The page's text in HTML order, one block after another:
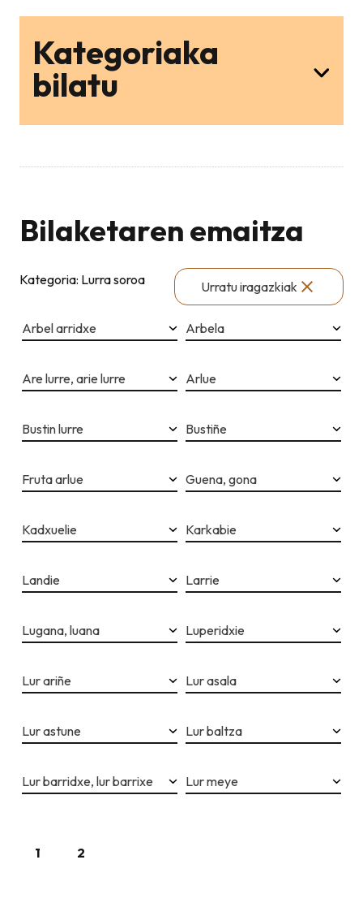
Kategoriaka
bilatu
Bilaketaren emaitza
Kategoria: Lurra soroa Urratu iragazkiak
Arbel arridxe Arbela
Are lurre, arie lurre Arlue
Bustin lurre Bustiñe
Fruta arlue Guena, gona
Kadxuelie Karkabie
Landie Larrie
Lugana, luana Luperidxie
Lur ariñe Lur asala
Lur astune Lur baltza
Lur barridxe, lur barrixe Lur meye
1 2